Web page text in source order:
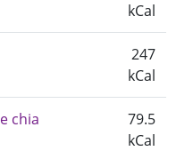
kCal
247
kCal
chia
79.5
kCal